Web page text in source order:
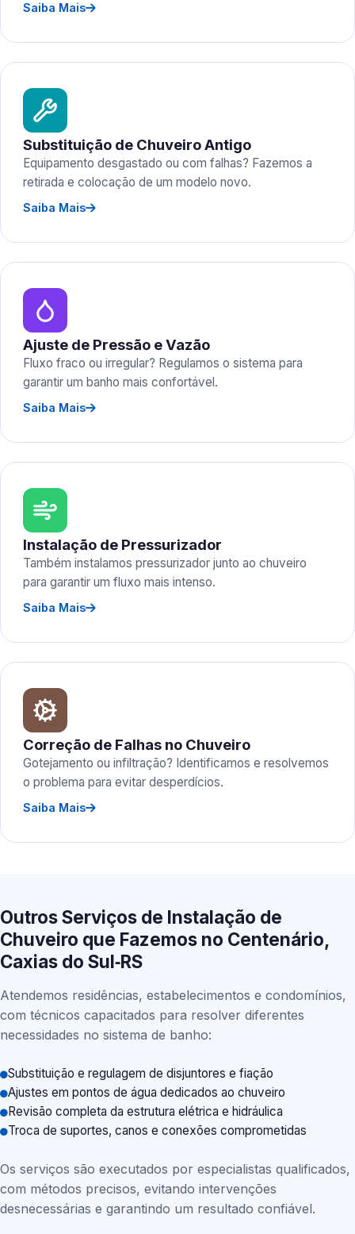
Saiba Mais
Substituição de Chuveiro Antigo
Equipamento desgastado ou com falhas? Fazemos a
retirada e colocação de um modelo novo.
Saiba Mais
Ajuste de Pressão e Vazão
Fluxo fraco ou irregular? Regulamos o sistema para
garantir um banho mais confortável.
Saiba Mais
Instalação de Pressurizador
Também instalamos pressurizador junto ao chuveiro
para garantir um fluxo mais intenso.
Saiba Mais
Correção de Falhas no Chuveiro
Gotejamento ou infiltração? Identificamos e resolvemos
o problema para evitar desperdícios.
Saiba Mais
Outros Serviços de Instalação de
Chuveiro que Fazemos no Centenário,
Caxias do Sul‑RS
Atendemos residências, estabelecimentos e condomínios,
com técnicos capacitados para resolver diferentes
necessidades no sistema de banho:
Substituição e regulagem de disjuntores e fiação
Ajustes em pontos de água dedicados ao chuveiro
Revisão completa da estrutura elétrica e hidráulica
Troca de suportes, canos e conexões comprometidas
Os serviços são executados por especialistas qualificados,
com métodos precisos, evitando intervenções
desnecessárias e garantindo um resultado confiável.